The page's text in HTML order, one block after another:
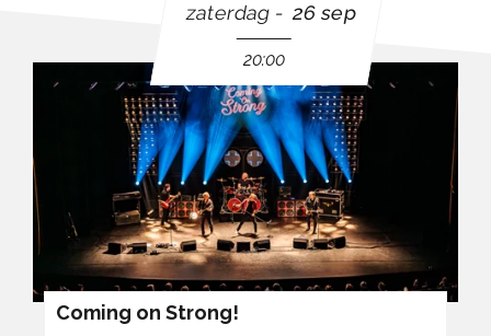
zaterdag 26 sep
20:00
Coming on Strong!